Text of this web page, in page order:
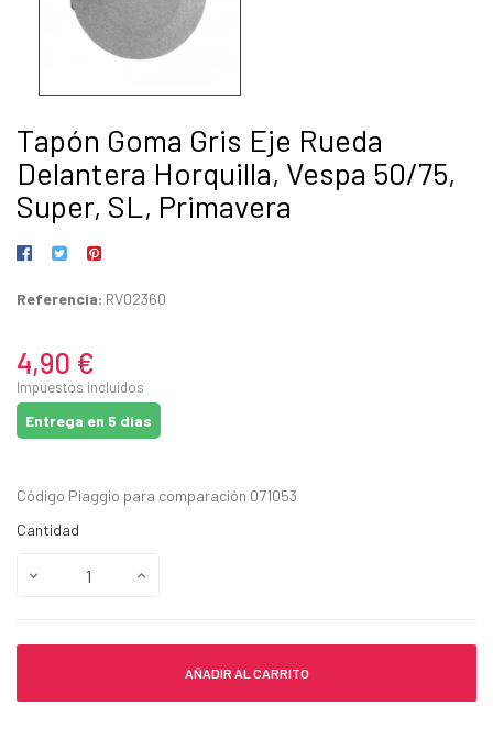
Tapón Goma Gris Eje Rueda
Delantera Horquilla, Vespa 50/75,
Super, SL, Primavera
Referencia: RV02360
4,90 €
Impuestos incluidos
Entrega en 5 días
Código Piaggio para comparación 071053
Cantidad
AÑADIR AL CARRITO